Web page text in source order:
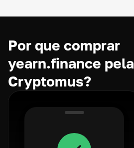
Por que comprar
yearn.finance pela
Cryptomus?